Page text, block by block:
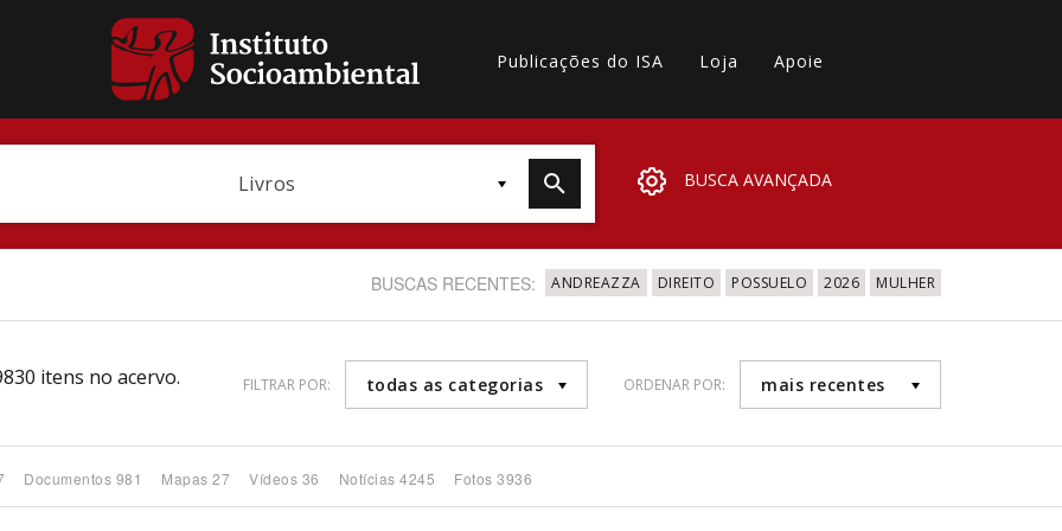
Publicações do ISA Loja Apoie
Livros BUSCA AVANÇADA
BUSCAS RECENTES: ANDREAZZA DIREITO POSSUELO 2026 MULHER
itens no acervo. FILTRAR POR: todas as categorias ORDENAR POR: mais recentes
Documentos 981 Mapas 27 Vídeos 36 Notícias 4245 Fotos 3936